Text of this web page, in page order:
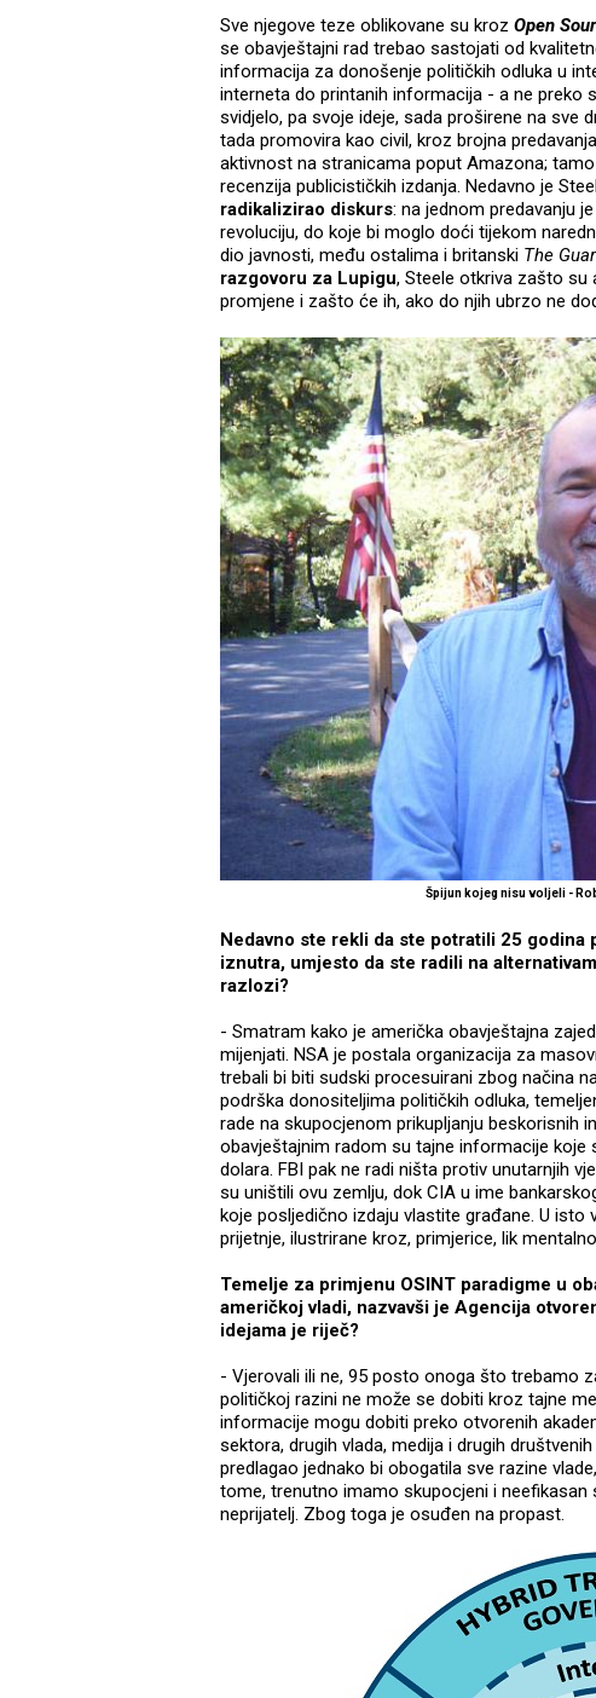
Sve njegove teze oblikovane su kroz Open
se obavještajni rad trebao sastojati od
informacija za donošenje političkih odluka u
interneta do printanih informacija - a ne preko
svidjelo, pa svoje ideje, sada proširene na sve
tada promovira kao civil, kroz brojna
aktivnost na stranicama poput Amazona;
recenzija publicističkih izdanja. Nedavno je
radikalizirao diskurs: na jednom predavanju
revoluciju, do koje bi moglo doći tijekom
dio javnosti, među ostalima i britanski The
razgovoru za Lupigu, Steele otkriva zašto su
promjene i zašto će ih, ako do njih ubrzo ne
Špijun kojeg nisu voljeli -
Nedavno ste rekli da ste potratili 25 godina
iznutra, umjesto da ste radili na
razlozi?
- Smatram kako je američka obavještajna
mijenjati. NSA je postala organizacija za
trebali bi biti sudski procesuirani zbog načina
podrška donositeljima političkih odluka,
rade na skupocjenom prikupljanju beskorisnih
obavještajnim radom su tajne informacije koje
dolara. FBI pak ne radi ništa protiv unutarnjih
su uništili ovu zemlju, dok CIA u ime
koje posljedično izdaju vlastite građane. U
prijetnje, ilustrirane kroz, primjerice, lik
Temelje za primjenu OSINT paradigme u
američkoj vladi, nazvavši je Agencija
idejama je riječ?
- Vjerovali ili ne, 95 posto onoga što trebamo
političkoj razini ne može se dobiti kroz tajne
informacije mogu dobiti preko otvorenih
sektora, drugih vlada, medija i drugih
predlagao jednako bi obogatila sve razine
tome, trenutno imamo skupocjeni i
neprijatelj. Zbog toga je osuđen na propast.